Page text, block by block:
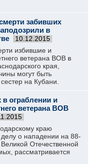
забивших
в
10.12.2015
избившие и
ветерана ВОВ в
края,
могут быть
на Кубани.
ограблении и
ветерана ВОВ
краю
о нападении на 88-
Отечественной
рассматривается